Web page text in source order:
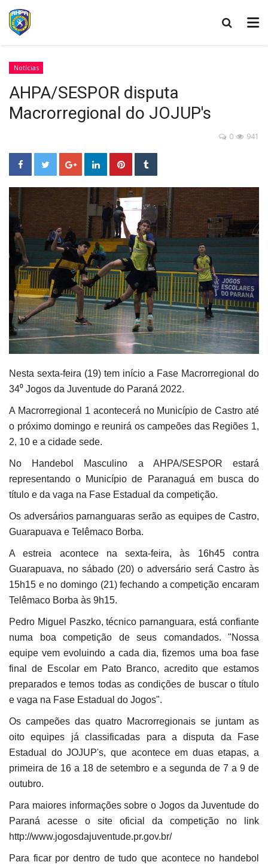
Notícias
AHPA/SESPOR disputa
Macrorregional do JOJUP's
941
0
Nesta sexta-feira (19) tem início a Fase Macrorregional do
34⁰ Jogos da Juventude do Paraná 2022.
A Macrorregional 1 acontecerá no Município de Castro até
o próximo domingo e reunirá os campeões das Regiões 1,
2, 10 e a cidade sede.
No Handebol Masculino a AHPA/SESPOR estará
representando o Município de Paranaguá em busca do
título e da vaga na Fase Estadual da competição.
Os adversários parnanguaras serão as equipes de Castro,
Guarapuava e Telêmaco Borba.
A estreia acontece na sexta-feira, às 16h45 contra
Guarapuava, no sábado (20) o adversário será Castro às
15h15 e no domingo (21) fechando a competição encaram
Telêmaco Borba às 9h15.
Pedro Miguel Paszko, técnico parnanguara, está confiante
numa boa competição de seus comandados. "Nossa
equipe vem evoluindo a cada dia, fizemos uma boa fase
final de Escolar em Pato Branco, acredito que estamos
preparados e temos todas as condições de buscar o título
e vaga na Fase Estadual do Jogos".
Os campeões das quatro Macrorregionais se juntam as
oito equipes já classificadas para a disputa da Fase
Estadual do JOJUP's, que acontece em duas etapas, a
primeira de 16 a 18 de setembro e a segunda de 7 a 9 de
outubro.
Para maiores informações sobre o Jogos da Juventude do
Paraná acesse o site oficial da competição no link
http://www.jogosdajuventude.pr.gov.br/
Para ficar por dentro de tudo que acontece no handebol